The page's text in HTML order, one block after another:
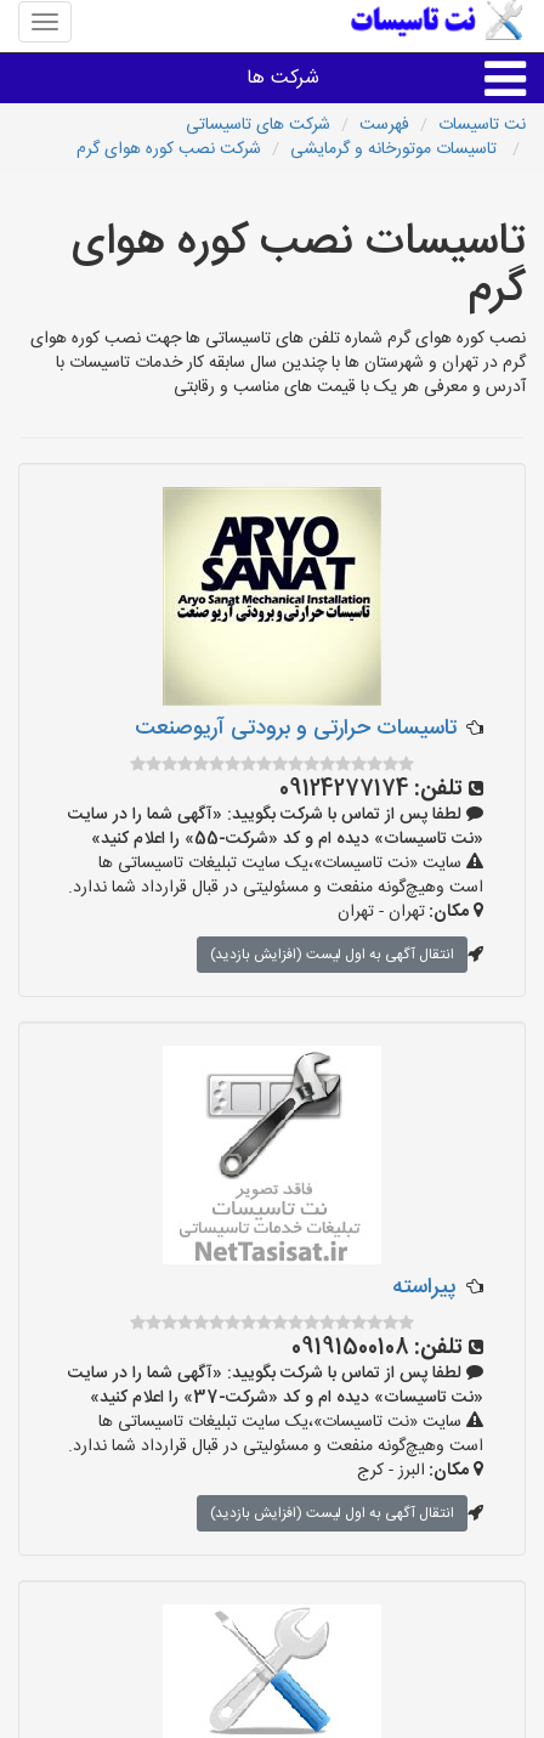
منوی
سایت
شرکت ها
خدمات تاسیسات ساختمان
خدمات تاسیسات ساختمان
تاسیساتی های شهرها
نت تاسیسات فهرست
شرکت های تاسیساتی
تاسیسات موتورخانه و گرمایشی
شرکت نصب کوره هوای گرم
تاسیسات نصب کوره هوای
گرم
نصب کوره هوای گرم شماره تلفن های تاسیساتی ها جهت نصب کوره هوای
گرم در تهران و شهرستان ها با چندین سال سابقه کار خدمات تاسیسات با
آدرس و معرفی هر یک با قیمت های مناسب و رقابتی
تاسیسات حرارتی و برودتی آریوصنعت
تلفن: 09124277174
لطفا پس از تماس با شرکت بگویید: «آگهی شما را در سایت
«نت تاسیسات» دیده ام و کد «شرکت-55» را اعلام کنید»
سایت «نت تاسیسات»،یک سایت تبلیغات تاسیساتی ها
است وهیچ‌گونه منفعت و مسئولیتی در قبال قرارداد شما ندارد.
مکان:تهران - تهران
انتقال آگهی به اول لیست (افزایش بازدید)
پیراسته
تلفن: 09191500108
لطفا پس از تماس با شرکت بگویید: «آگهی شما را در سایت
«نت تاسیسات» دیده ام و کد «شرکت-37» را اعلام کنید»
سایت «نت تاسیسات»،یک سایت تبلیغات تاسیساتی ها
است وهیچ‌گونه منفعت و مسئولیتی در قبال قرارداد شما ندارد.
مکان: البرز - کرج
انتقال آگهی به اول لیست (افزایش بازدید)